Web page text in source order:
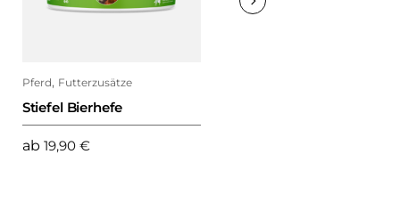
Pferd, Futterzusätze
Stiefel Bierhefe
ab 19,90 €